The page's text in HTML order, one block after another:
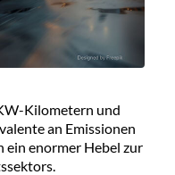
Kilometern und
an Emissionen
ein enormer Hebel zur